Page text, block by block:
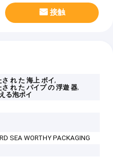
接触
さ れ た 海上 ボイ,
さ れ た パイプ の 浮遊 器,
る泡ボイ
SEA WORTHY PACKAGING